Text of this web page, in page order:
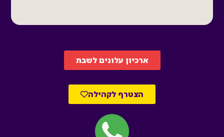
ארכיון עלונים לשבת
הצטרף לקהילה